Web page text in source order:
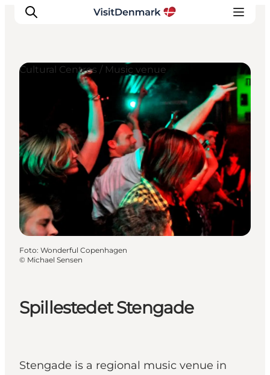
Dove andare
Cosa fare
Dove dormire
Pianifica il viaggio
Spillestedet Stengade
Stengade is a regional music venue in
Cultural Centres / Music venue
Foto: Wonderful Copenhagen
© Michael Sensen